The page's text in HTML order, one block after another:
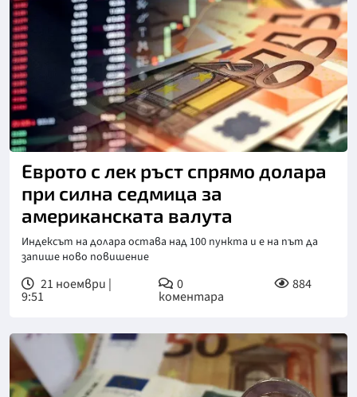
Еврото с лек ръст спрямо долара
при силна седмица за
американската валута
Индексът на долара остава над 100 пункта и е на път да
запише ново повишение
21 ноември |
9:51
0
коментара
884